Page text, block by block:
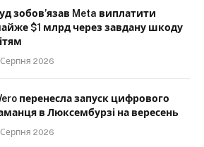
зобов’язав Meta виплатити
$1 млрд через завдану шкоду
2026
перенесла запуск цифрового
в Люксембурзі на вересень
2026